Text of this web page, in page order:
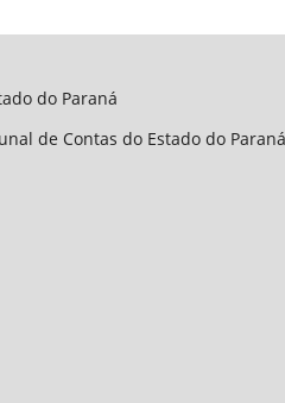
do Paraná
de Contas do Estado do